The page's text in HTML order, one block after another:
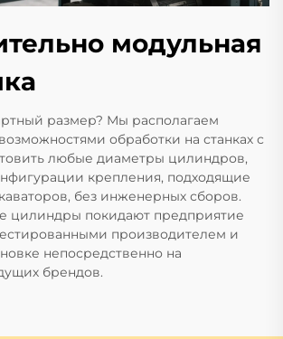
модульная
размер? Мы располагаем
обработки на станках с
любые диаметры цилиндров,
крепления, подходящие
без инженерных сборов.
цилиндры покидают предприятие
производителем и
непосредственно на
брендов.